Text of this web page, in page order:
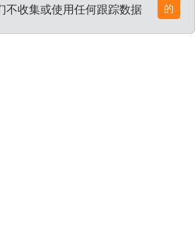
不收集或使用任何跟踪数据
的